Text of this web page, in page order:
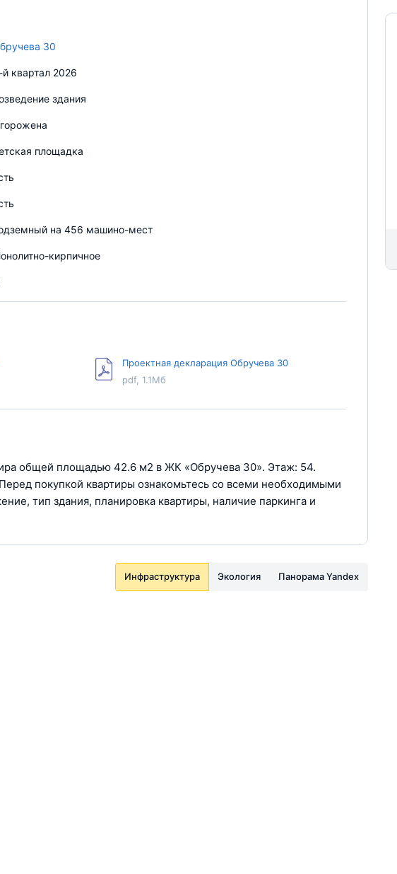
30
квартал 2026
здания
площадка
на 456 машино-мест
кирпичное
Проектная декларация Обручева 30
pdf, 1.1Мб
общей площадью 42.6 м2 в ЖК «Обручева 30». Этаж: 54.
покупкой квартиры ознакомьтесь со всеми необходимыми
тип здания, планировка квартиры, наличие паркинга и
Инфраструктура Экология Панорама Yandex